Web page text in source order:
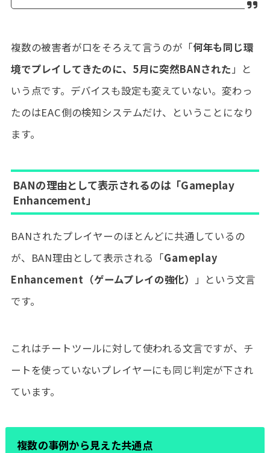
複数の被害者が口をそろえて言うのが「何年も同じ環
境でプレイしてきたのに、5月に突然BANされた 」と
いう点です。デバイスも設定も変えていない。変わっ
たのはEAC側の検知システムだけ、ということになり
ます。
BANの理由として表示されるのは「Gameplay
Enhancement」
BANされたプレイヤーのほとんどに共通しているの
が、BAN理由として表示される「Gameplay
Enhancement（ゲームプレイの強化） 」という文言
です。
これはチートツールに対して使われる文言ですが、チ
ートを使っていないプレイヤーにも同じ判定が下され
ています。
複数の事例から見えた共通点